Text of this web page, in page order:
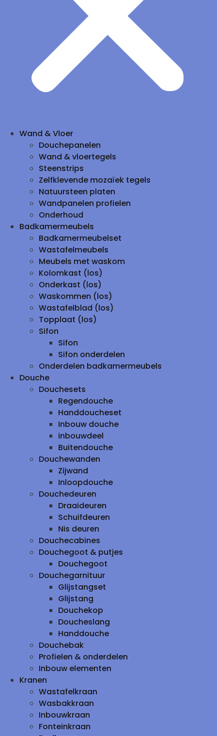
Wand & Vloer
Douchepanelen
Wand & vloertegels
Steenstrips
Zelfklevende mozaïek tegels
Natuursteen platen
Wandpanelen profielen
Onderhoud
Badkamermeubels
Badkamermeubelset
Wastafelmeubels
Meubels met waskom
Kolomkast (los)
Onderkast (los)
Waskommen (los)
Wastafelblad (los)
Topplaat (los)
Sifon
Sifon
Sifon onderdelen
Onderdelen badkamermeubels
Douche
Douchesets
Regendouche
Handdoucheset
Inbouw douche
inbouwdeel
Buitendouche
Douchewanden
Zijwand
Inloopdouche
Douchedeuren
Draaideuren
Schuifdeuren
Nis deuren
Douchecabines
Douchegoot & putjes
Douchegoot
Douchegarnituur
Glijstangset
Glijstang
Douchekop
Doucheslang
Handdouche
Douchebak
Profielen & onderdelen
Inbouw elementen
Kranen
Wastafelkraan
Wasbakkraan
Inbouwkraan
Fonteinkraan